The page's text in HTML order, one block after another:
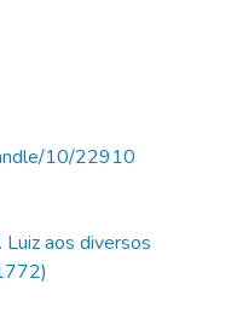
10/22910
aos diversos